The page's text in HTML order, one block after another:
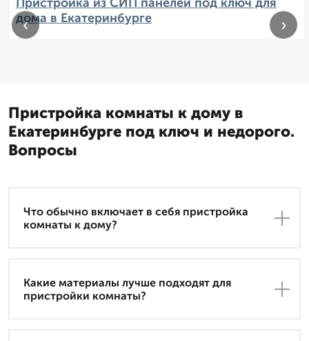
Пристройка из СИП панелей под ключ для
дома в Екатеринбурге
‹ ›
Пристройка комнаты к дому в
Екатеринбурге под ключ и недорого.
Вопросы
Что обычно включает в себя пристройка
комнаты к дому?
Какие материалы лучше подходят для
пристройки комнаты?